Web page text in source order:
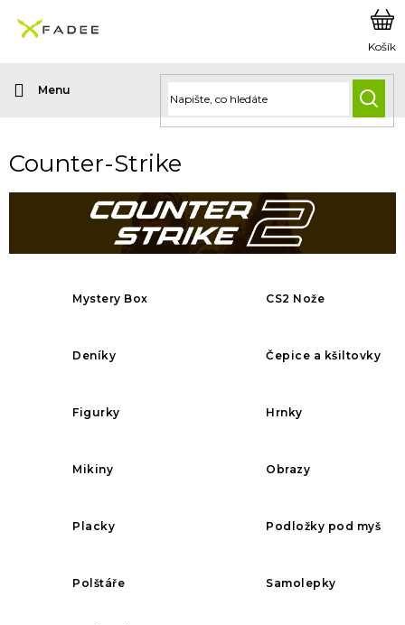
obsah
Counter-Strike
Mystery Box CS2 Nože
Deníky Čepice a kšiltovky
Figurky Hrnky
Mikiny Obrazy
Placky Podložky pod myš
Polštáře Samolepky